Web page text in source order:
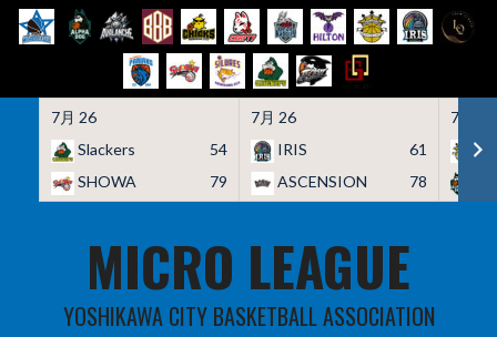
7月 26
Slackers
54
SHOWA
79
7月 26
IRIS
61
ASCENSION
78
7月 26
MICRO LEAGUE
YOSHIKAWA CITY BASKETBALL ASSOCIATION